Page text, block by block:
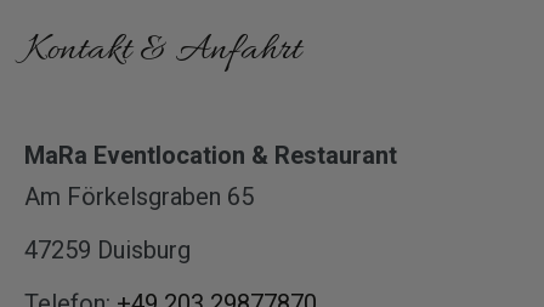
Kontakt & Anfahrt
MaRa Eventlocation & Restaurant
Am Förkelsgraben 65
47259 Duisburg